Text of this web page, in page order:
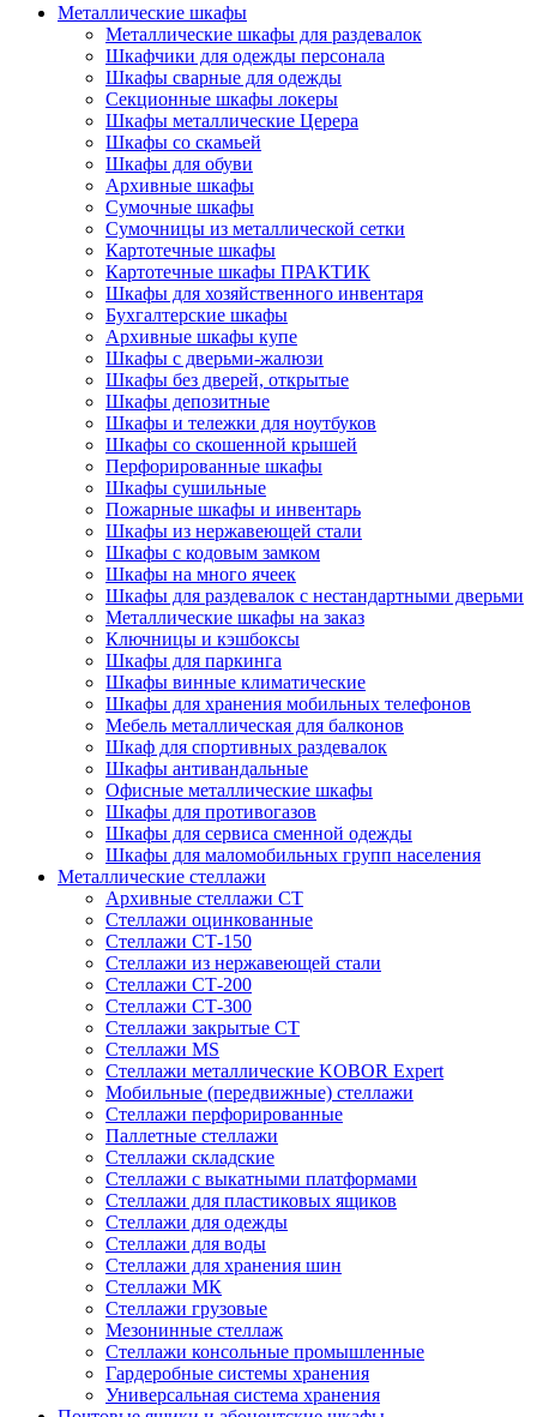
Металлические шкафы
Металлические шкафы для раздевалок
Шкафчики для одежды персонала
Шкафы сварные для одежды
Секционные шкафы локеры
Шкафы металлические Церера
Шкафы со скамьей
Шкафы для обуви
Архивные шкафы
Сумочные шкафы
Сумочницы из металлической сетки
Картотечные шкафы
Картотечные шкафы ПРАКТИК
Шкафы для хозяйственного инвентаря
Бухгалтерские шкафы
Архивные шкафы купе
Шкафы с дверьми-жалюзи
Шкафы без дверей, открытые
Шкафы депозитные
Шкафы и тележки для ноутбуков
Шкафы со скошенной крышей
Перфорированные шкафы
Шкафы сушильные
Пожарные шкафы и инвентарь
Шкафы из нержавеющей стали
Шкафы с кодовым замком
Шкафы на много ячеек
Шкафы для раздевалок с нестандартными дверьми
Металлические шкафы на заказ
Ключницы и кэшбоксы
Шкафы для паркинга
Шкафы винные климатические
Шкафы для хранения мобильных телефонов
Мебель металлическая для балконов
Шкаф для спортивных раздевалок
Шкафы антивандальные
Офисные металлические шкафы
Шкафы для противогазов
Шкафы для сервиса сменной одежды
Шкафы для маломобильных групп населения
Металлические стеллажи
Архивные стеллажи СТ
Стеллажи оцинкованные
Стеллажи СТ-150
Стеллажи из нержавеющей стали
Стеллажи СТ-200
Стеллажи СТ-300
Стеллажи закрытые СТ
Стеллажи MS
Стеллажи металлические KOBOR Expert
Мобильные (передвижные) стеллажи
Стеллажи перфорированные
Паллетные стеллажи
Стеллажи складские
Стеллажи с выкатными платформами
Стеллажи для пластиковых ящиков
Стеллажи для одежды
Стеллажи для воды
Стеллажи для хранения шин
Стеллажи МК
Стеллажи грузовые
Мезонинные стеллаж
Стеллажи консольные промышленные
Гардеробные системы хранения
Универсальная система хранения